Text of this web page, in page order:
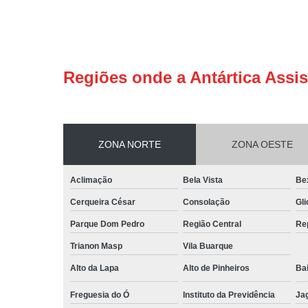
Regiões onde a Antártica
ZONA NORTE ZONA OESTE
Aclimação Bela Vista
Cerqueira César Consolação
Parque Dom Pedro Região Central
Trianon Masp Vila Buarque
Alto da Lapa Alto de Pinheiros
Freguesia do Ó Instituto da Previdência